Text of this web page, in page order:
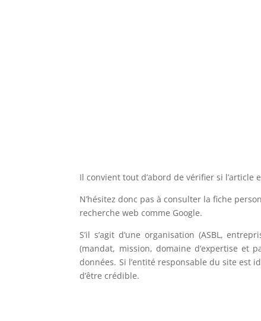
Il convient tout d’abord de vérifier si
N’hésitez donc pas à consulter la fiche
recherche web comme Google.
S’il s’agit d’une organisation (ASBL,
(mandat, mission, domaine d’expertise et
données. Si l’entité responsable du site est
d’être crédible.